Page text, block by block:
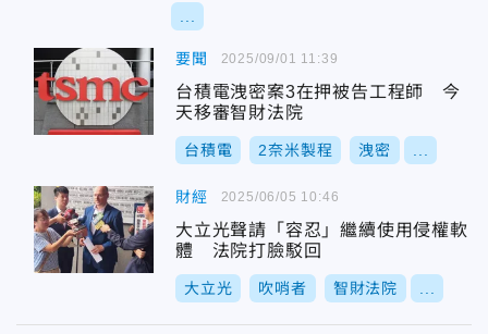
要聞
台積電洩密案3在押被告工程師 今
天移審智財法院
台積電 2奈米製程 洩密
2025/09/01 11:39
財經
大立光聲請「容忍」繼續使用侵權軟
體 法院打臉駁回
大立光 吹哨者 智財法院
2025/06/05 10:46